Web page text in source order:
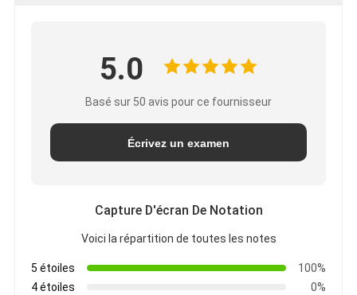
5.0
Basé sur 50 avis pour ce fournisseur
Écrivez un examen
Capture D'écran De Notation
Voici la répartition de toutes les notes
5 étoiles
100%
4 étoiles
0%